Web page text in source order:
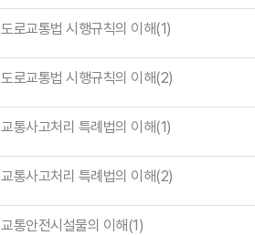
도로교통법 시행규칙의 이해(1)
도로교통법 시행규칙의 이해(2)
교통사고처리 특례법의 이해(1)
교통사고처리 특례법의 이해(2)
교통안전시설물의 이해(1)